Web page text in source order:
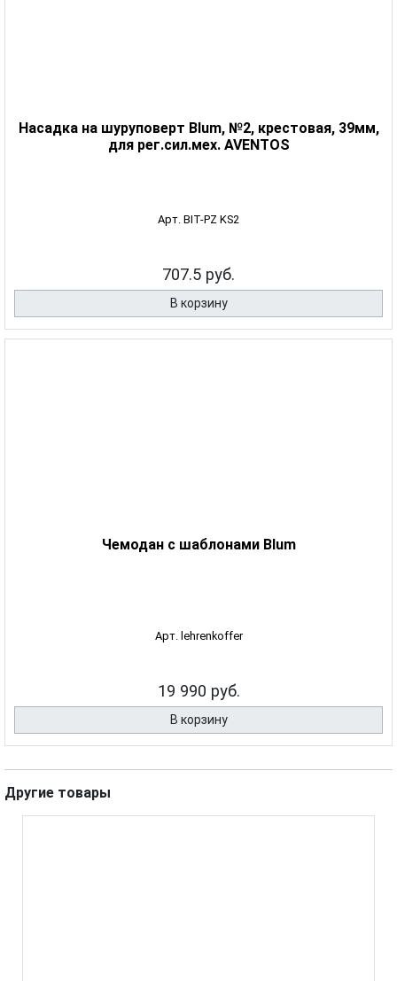
Насадка на шуруповерт Blum, №2, крестовая, 39мм,
для рег.сил.мех. AVENTOS
Арт. BIT-PZ KS2
707.5 руб.
В корзину
Чемодан с шаблонами Blum
Арт. lehrenkoffer
19 990 руб.
В корзину
Другие товары